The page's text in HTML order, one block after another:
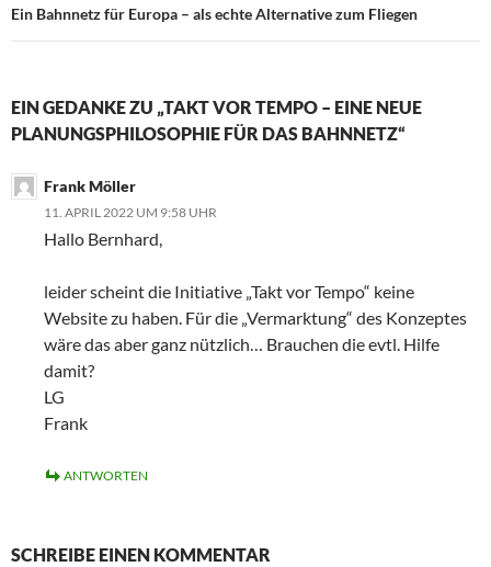
Ein Bahnnetz für Europa – als echte Alternative zum Fliegen
EIN GEDANKE ZU „TAKT VOR TEMPO – EINE NEUE
PLANUNGSPHILOSOPHIE FÜR DAS BAHNNETZ“
Frank Möller
11. APRIL 2022 UM 9:58 UHR
Hallo Bernhard,
leider scheint die Initiative „Takt vor Tempo“ keine
Website zu haben. Für die „Vermarktung“ des Konzeptes
wäre das aber ganz nützlich… Brauchen die evtl. Hilfe
damit?
LG
Frank
ANTWORTEN
SCHREIBE EINEN KOMMENTAR